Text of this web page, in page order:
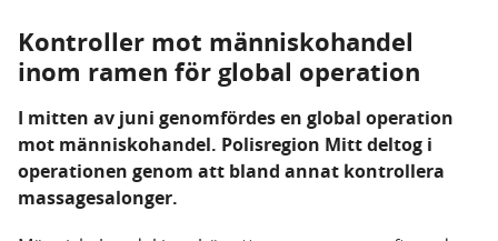
Kontroller mot människohandel
inom ramen för global operation
I mitten av juni genomfördes en global operation
mot människohandel. Polisregion Mitt deltog i
operationen genom att bland annat kontrollera
massagesalonger.